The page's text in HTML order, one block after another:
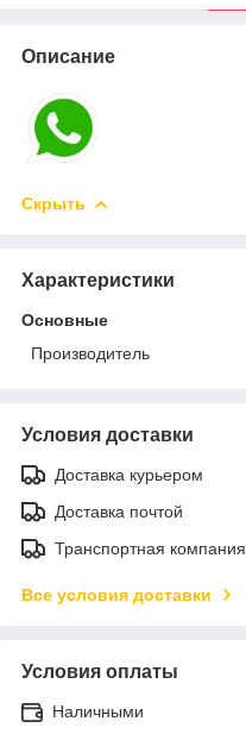
Описание
Скрыть
Характеристики
Основные
Производитель
Условия доставки
Доставка курьером
Доставка почтой
Транспортная компания
Все условия доставки
Условия оплаты
Наличными